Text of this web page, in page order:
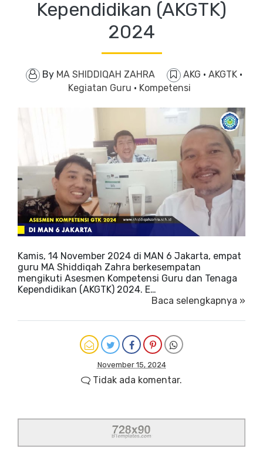
Kependidikan (AKGTK)
2024
By MA SHIDDIQAH ZAHRA AKG · AKGTK ·
Kegiatan Guru · Kompetensi
Kamis, 14 November 2024 di MAN 6 Jakarta, empat
guru MA Shiddiqah Zahra berkesempatan
mengikuti Asesmen Kompetensi Guru dan Tenaga
Kependidikan (AKGTK) 2024. E…
Baca selengkapnya »
November 15, 2024
Tidak ada komentar.